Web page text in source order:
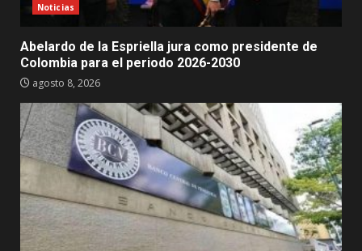
Noticias
Abelardo de la Espriella jura como presidente de
Colombia para el periodo 2026-2030
agosto 8, 2026